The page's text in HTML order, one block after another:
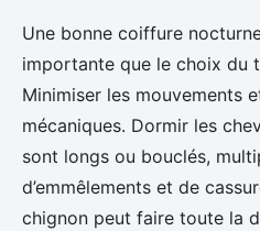
Une bonne coiffure
importante que le choix du
Minimiser les mouvements
mécaniques. Dormir les
sont longs ou bouclés,
d’emmêlements et de
chignon peut faire toute la